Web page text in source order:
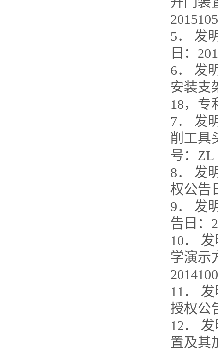
5． 发
日：
6． 发
安装支
18，专
7． 发
削工具
号：ZL
8． 发
权公告
9． 发
告日：
10．
学演示
11．
授权公
12．
置及其